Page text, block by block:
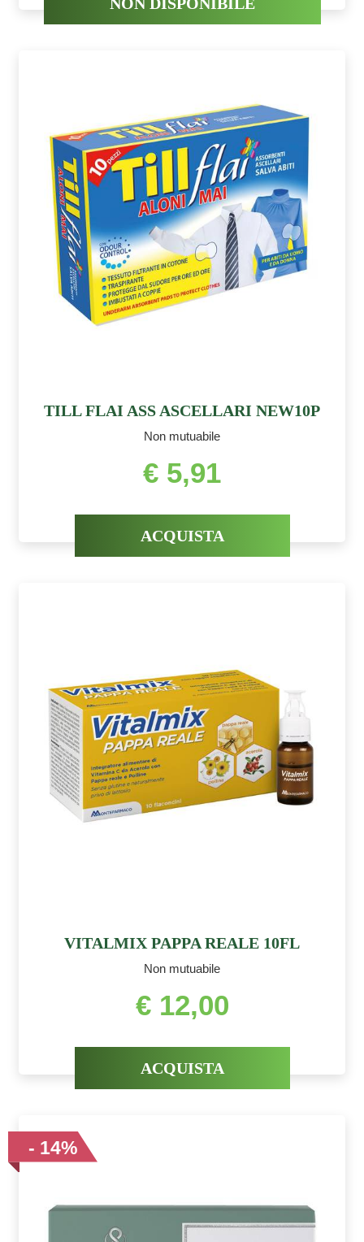
TILL FLAI ASS ASCELLARI NEW10P
Non mutuabile
€ 5,91
ACQUISTA
VITALMIX PAPPA REALE 10FL
Non mutuabile
€ 12,00
ACQUISTA
- 14%